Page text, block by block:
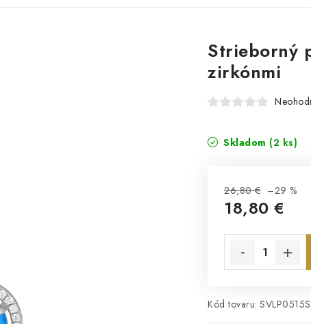
Strieborný
zirkónmi
Skladom (2 ks)
26,80 € –29 %
18,80 €
Kód tovaru: